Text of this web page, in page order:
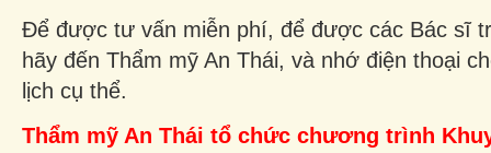
Để được tư vấn miễn phí, để được các Bác sĩ
hãy đến Thẩm mỹ An Thái, và nhớ điện thoại
lịch cụ thể.
Thẩm mỹ An Thái tổ chức chương trình